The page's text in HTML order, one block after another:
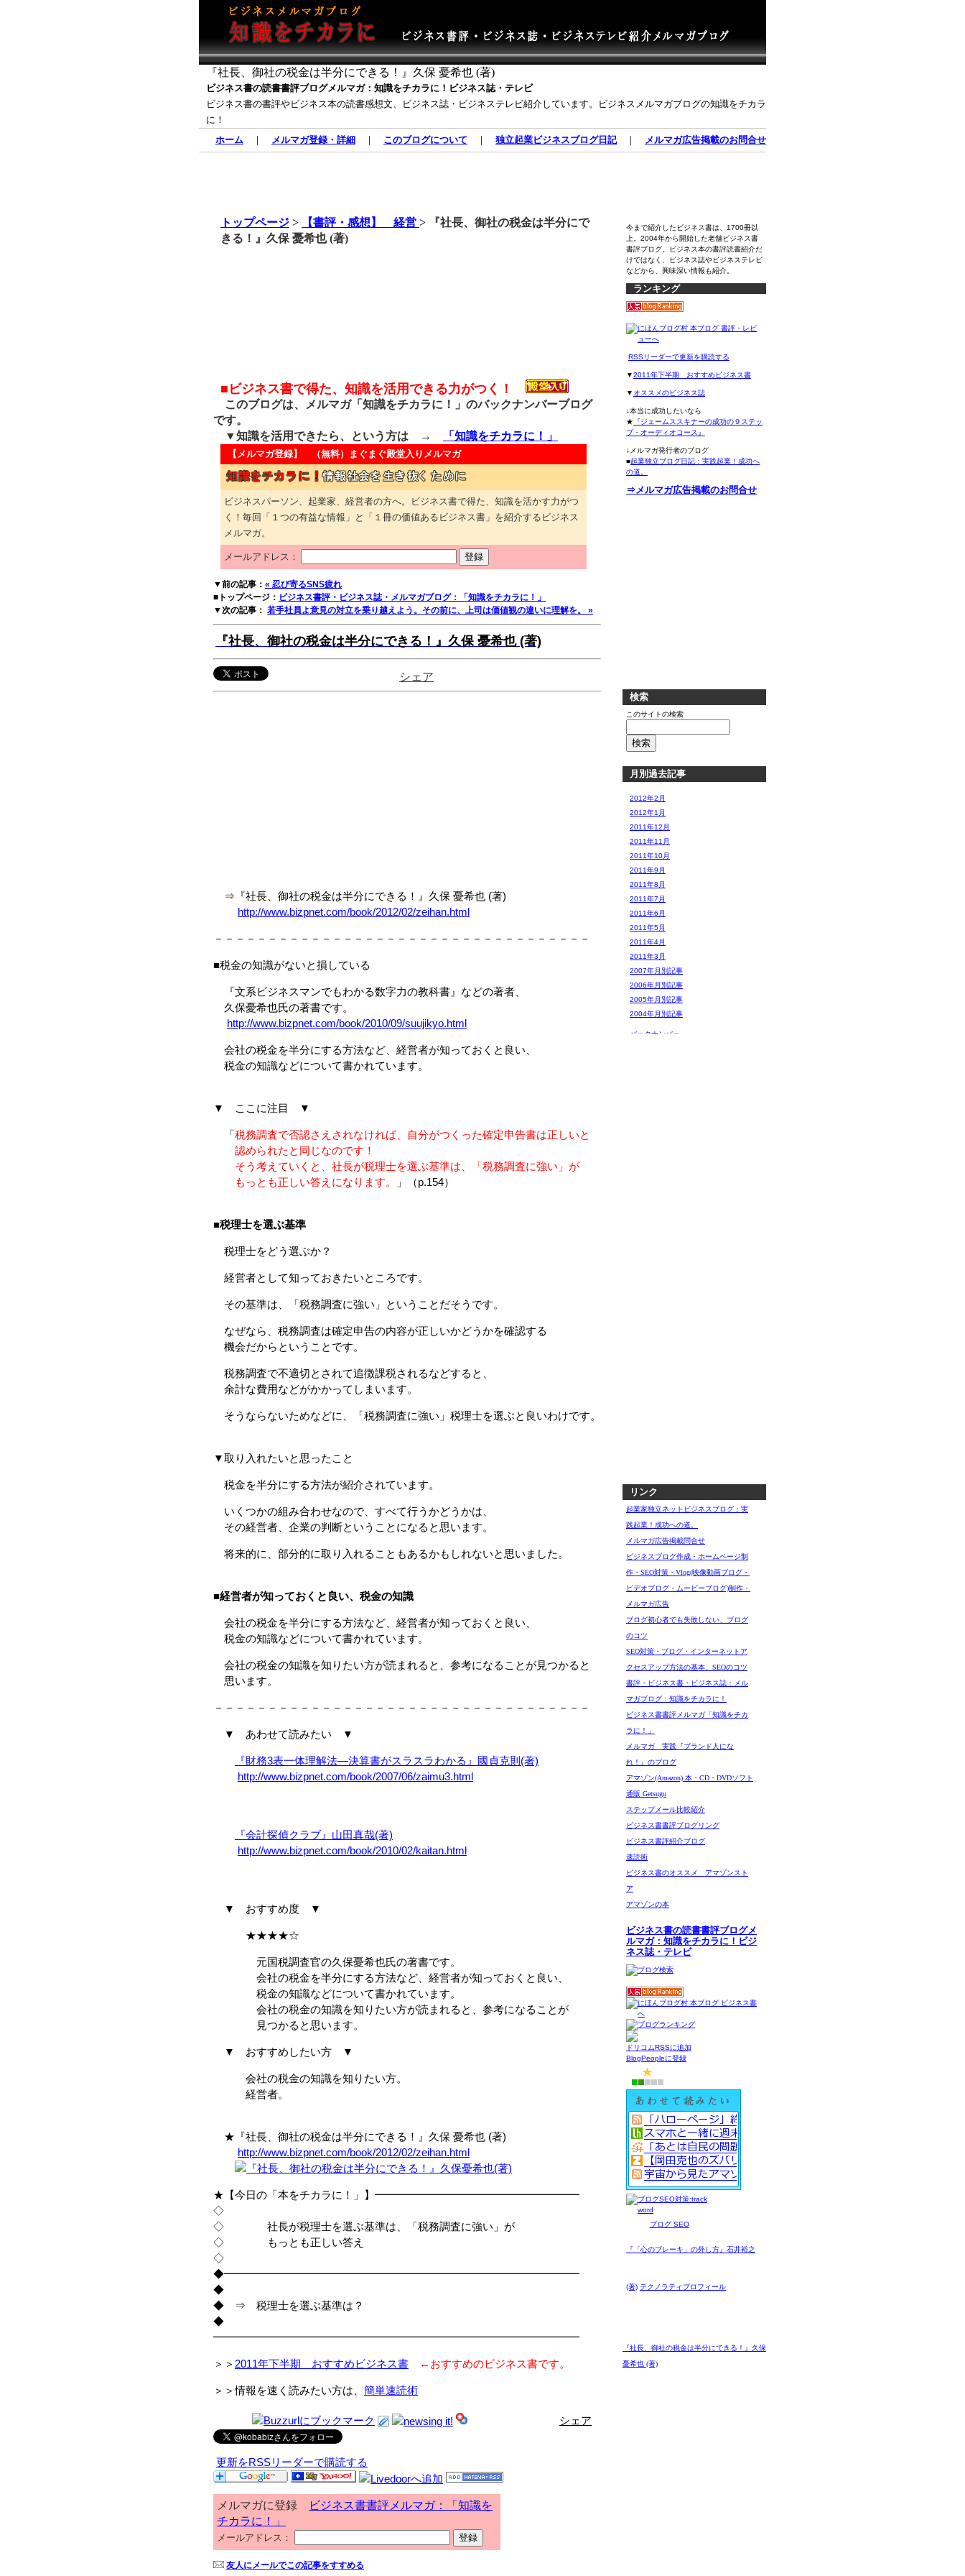
『社長、御社の税金は半分にできる！』久保 憂希也 (著)
ビジネス書の読書書評ブログメルマガ：知識をチカラに！ビジネス誌・テレビ
ビジネス書の書評やビジネス本の読書感想文、ビジネス誌・ビジネステレビ紹介しています。ビジネスメルマガブログの知識をチカラ
に！
ホーム ｜ メルマガ登録・詳細 ｜ このブログについて ｜ 独立起業ビジネスブログ日記｜ メルマガ広告掲載のお問合せ
トップページ > 【書評・感想】 経営 > 『社長、御社の税金は半分にで
きる！』久保 憂希也 (著)
■ビジネス書で得た、知識を活用できる力がつく！
このブログは、メルマガ「知識をチカラに！」のバックナンバーブログ
です。
▼知識を活用できたら、という方は →
「知識をチカラに！」
【メルマガ登録】 （無料） まぐまぐ殿堂入りメルマガ
ビジネスパーソン、起業家、経営者の方へ。ビジネス書で得た、知識を活かす力がつ
く！毎回「１つの有益な情報」と「１冊の価値あるビジネス書」を紹介するビジネス
メルマガ。
メールアドレス：
▼前の記事： « 忍び寄るSNS疲れ
■トップページ： ビジネス書評・ビジネス誌・メルマガブログ：「知識をチカラに！」
▼次の記事： 若手社員よ意見の対立を乗り越えよう。その前に、上司は価値観の違いに理解を。 »
『社長、御社の税金は半分にできる！』久保 憂希也 (著)
シェア
⇒『社長、御社の税金は半分にできる！』久保 憂希也 (著)
http://www.bizpnet.com/book/2012/02/zeihan.html
－－－－－－－－－－－－－－－－－－－－－－－－－－－－－－－－－－－
■税金の知識がないと損している
『文系ビジネスマンでもわかる数字力の教科書』などの著者、
久保憂希也氏の著書です。
http://www.bizpnet.com/book/2010/09/suujikyo.html
会社の税金を半分にする方法など、経営者が知っておくと良い、
税金の知識などについて書かれています。
▼ ここに注目 ▼
「税務調査で否認さえされなければ、自分がつくった確定申告書は正しいと
認められたと同じなのです！
そう考えていくと、社長が税理士を選ぶ基準は、「税務調査に強い」が
もっとも正しい答えになります。
」（p.154）
■税理士を選ぶ基準
税理士をどう選ぶか？
経営者として知っておきたいところです。
その基準は、「税務調査に強い」ということだそうです。
なぜなら、税務調査は確定申告の内容が正しいかどうかを確認する
機会だからということです。
税務調査で不適切とされて追徴課税されるなどすると、
余計な費用などがかかってしまいます。
そうならないためなどに、「税務調査に強い」税理士を選ぶと良いわけです。
▼取り入れたいと思ったこと
税金を半分にする方法が紹介されています。
いくつかの組み合わせなので、すべて行うかどうかは、
その経営者、企業の判断ということになると思います。
将来的に、部分的に取り入れることもあるかもしれないと思いました。
■経営者が知っておくと良い、税金の知識
会社の税金を半分にする方法など、経営者が知っておくと良い、
税金の知識などについて書かれています。
会社の税金の知識を知りたい方が読まれると、参考になることが見つかると
思います。
－－－－－－－－－－－－－－－－－－－－－－－－－－－－－－－－－－－
▼ あわせて読みたい ▼
『財務3表一体理解法―決算書がスラスラわかる』國貞克則(著)
http://www.bizpnet.com/book/2007/06/zaimu3.html
『会計探偵クラブ』山田真哉(著)
http://www.bizpnet.com/book/2010/02/kaitan.html
▼ おすすめ度 ▼
★★★★☆
元国税調査官の久保憂希也氏の著書です。
会社の税金を半分にする方法など、経営者が知っておくと良い、
税金の知識などについて書かれています。
会社の税金の知識を知りたい方が読まれると、参考になることが
見つかると思います。
▼ おすすめしたい方 ▼
会社の税金の知識を知りたい方。
経営者。
★『社長、御社の税金は半分にできる！』久保 憂希也 (著)
http://www.bizpnet.com/book/2012/02/zeihan.html
★【今日の「本をチカラに！」】━━━━━━━━━━━━━━━━━━━
◇
◇ 社長が税理士を選ぶ基準は、「税務調査に強い」が
◇ もっとも正しい答え
◇
◆━━━━━━━━━━━━━━━━━━━━━━━━━━━━━━━━━
◆
◆ ⇒ 税理士を選ぶ基準は？
◆
━━━━━━━━━━━━━━━━━━━━━━━━━━━━━━━━━━
＞＞ 2011年下半期 おすすめビジネス書 ←おすすめのビジネス書です。
＞＞情報を速く読みたい方は、 簡単速読術
シェア
更新をRSSリーダーで購読する
メルマガに登録
ビジネス書書評メルマガ：「知識を
チカラに！」
メールアドレス：
友人にメールでこの記事をすすめる
今まで紹介したビジネス書は、1700冊以
上。2004年から開始した老舗ビジネス書
書評ブログ。ビジネス本の書評読書紹介だ
けではなく、ビジネス誌やビジネステレビ
などから、興味深い情報も紹介。
ランキング
RSSリーダーで更新を購読する
▼2011年下半期 おすすめビジネス書
▼ オススメのビジネス誌
↓本当に成功したいなら
★ 『ジェームススキナーの成功の９ステッ
プ・オーディオコース』
↓メルマガ発行者のブログ
■起業独立ブログ日記：実践起業！成功へ
の道。
⇒メルマガ広告掲載のお問合せ
検索
このサイトの検索
月別過去記事
2012年2月
2012年1月
2011年12月
2011年11月
2011年10月
2011年9月
2011年8月
2011年7月
2011年6月
2011年5月
2011年4月
2011年3月
2007年月別記事
2006年月別記事
2005年月別記事
2004年月別記事
バックナンバー
リンク
起業家独立ネットビジネスブログ：実
践起業！成功への道。
メルマガ広告掲載問合せ
ビジネスブログ作成・ホームページ制
作・SEO対策・Vlog(映像動画ブログ・
ビデオブログ・ムービーブログ)制作・
メルマガ広告
ブログ初心者でも失敗しない、ブログ
のコツ
SEO対策・ブログ・インターネットア
クセスアップ方法の基本、SEOのコツ
書評・ビジネス書・ビジネス誌：メル
マガブログ：知識をチカラに！
ビジネス書書評メルマガ「知識をチカ
ラに！」
メルマガ 実践『ブランド人にな
れ！』のブログ
アマゾン(Amazon) 本・CD・DVDソフト
通販 Getsugu
ステップメール比較紹介
ビジネス書書評ブログリング
ビジネス書評紹介ブログ
速読術
ビジネス書のオススメ アマゾンスト
ア
アマゾンの本
ビジネス書の読書書評ブログメ
ルマガ：知識をチカラに！ビジ
ネス誌・テレビ
ドリコムRSSに追加
BlogPeopleに登録
ブログ SEO
『「心のブレーキ」の外し方』石井裕之
(著) テクノラティプロフィール
『社長、御社の税金は半分にできる！』久保
憂希也 (著)